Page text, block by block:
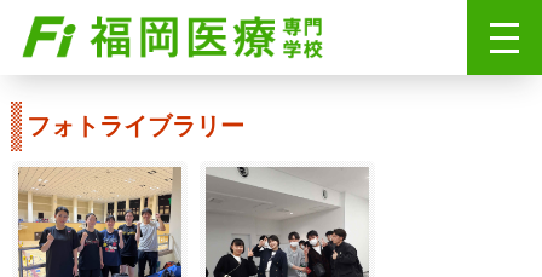
フォトライブラリー